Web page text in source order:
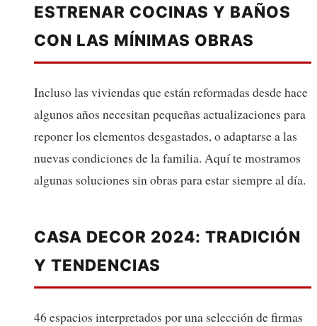
ESTRENAR COCINAS Y BAÑOS
CON LAS MÍNIMAS OBRAS
Incluso las viviendas que están reformadas desde hace
algunos años necesitan pequeñas actualizaciones para
reponer los elementos desgastados, o adaptarse a las
nuevas condiciones de la familia. Aquí te mostramos
algunas soluciones sin obras para estar siempre al día.
CASA DECOR 2024: TRADICIÓN
Y TENDENCIAS
46 espacios interpretados por una selección de firmas